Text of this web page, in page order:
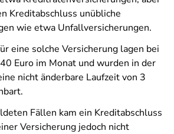
Kreditabschluss unübliche
wie etwa Unfallversicherungen.
eine solche Versicherung lagen bei
Euro im Monat und wurden in der
nicht änderbare Laufzeit von 3
Fällen kam ein Kreditabschluss
Versicherung jedoch nicht